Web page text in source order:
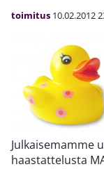
toimitus 10.02.2012
Julkaisemamme
haastattelusta